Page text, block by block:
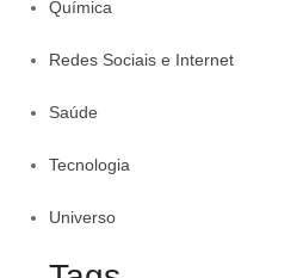
Química
Redes Sociais e Internet
Saúde
Tecnologia
Universo